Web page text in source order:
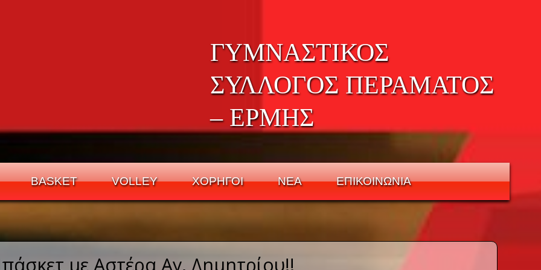
ΓΥΜΝΑΣΤΙΚΟΣ
ΣΥΛΛΟΓΟΣ ΠΕΡΑΜΑΤΟΣ
– ΕΡΜΗΣ
BASKET VOLLEY ΧΟΡΗΓΟΙ ΝΕΑ ΕΠΙΚΟΙΝΩΝΙΑ
με Αστέρα Αγ. Δημητρίου!!